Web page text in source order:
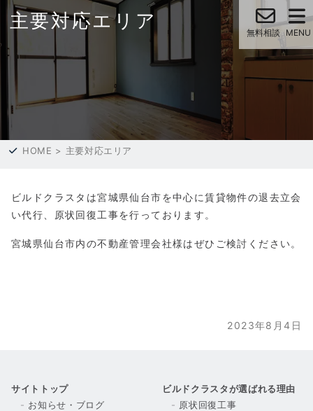
主要対応エリア
HOME > 主要対応エリア
ビルドクラスタは宮城県仙台市を中心に賃貸物件の退去立会
い代行、原状回復工事を行っております。
宮城県仙台市内の不動産管理会社様はぜひご検討ください。
2023年8月4日
サイトトップ
お知らせ・ブログ
ビルドクラスタが選ばれる理由
原状回復工事